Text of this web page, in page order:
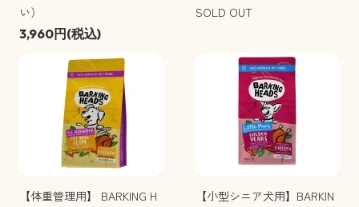
い）
3,960円(税込)
SOLD OUT
【体重管理用】 BARKING H
【小型シニア犬用】BARKIN